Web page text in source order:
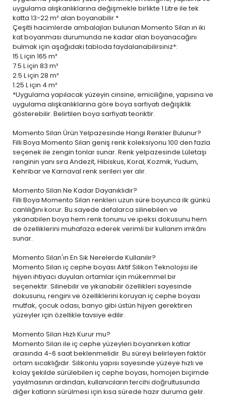
uygulama alışkanlıklarına değişmekle birlikte 1 Litre ile tek
katta 13-22 m² alan boyanabilir.*
Çeşitli hacimlerde ambalajları bulunan Momento Silan ın iki
kat boyanması durumunda ne kadar alan boyanacağını
bulmak için aşağıdaki tabloda faydalanabilirsiniz*:
15 Liçin 165 m²
7.5 Liçin 83 m²
2.5 Liçin 28 m²
1.25 Liçin 4 m²
*Uygulama yapılacak yüzeyin cinsine, emiciliğine, yapısına ve
uygulama alışkanlıklarına göre boya sarfiyatı değişiklik
gösterebilir. Belirtilen boya sarfiyatı teoriktir.
Momento Silan Ürün Yelpazesinde Hangi Renkler Bulunur?
Filli Boya Momento Silan geniş renk koleksiyonu 100 den fazla
seçenek ile zengin tonlar sunar. Renk yelpazesinde Lületaşı
renginin yanı sıra Andezit, Hibiskus, Koral, Kozmik, Yudum,
Kehribar ve Karnaval renk serileri yer alır.
Momento Silan Ne Kadar Dayanıklıdır?
Filli Boya Momento Silan renkleri uzun süre boyunca ilk günkü
canlılığını korur. Bu sayede defalarca silinebilen ve
yıkanabilen boya hem renk tonunu ve ipeksi dokusunu hem
de özelliklerini muhafaza ederek verimli bir kullanım imkânı
sunar.
Momento Silan'ın En Sık Nerelerde Kullanılır?
Momento Silan iç cephe boyası Aktif Silikon Teknolojisi ile
hijyen ihtiyacı duyulan ortamlar için mükemmel bir
seçenektir. Silinebilir ve yıkanabilir özellikleri sayesinde
dokusunu, rengini ve özelliklerini koruyan iç cephe boyası
mutfak, çocuk odası, banyo gibi üstün hijyen gerektiren
yüzeyler için özellikle tavsiye edilir.
Momento Silan Hızlı Kurur mu?
Momento Silan ile iç cephe yüzeyleri boyanırken katlar
arasında 4-6 saat beklenmelidir. Bu süreyi belirleyen faktör
ortam sıcaklığıdır. Silikonlu yapısı sayesinde yüzeye hızlı ve
kolay şekilde sürülebilen iç cephe boyası, homojen biçimde
yayılmasının ardından, kullanıcıların tercihi doğrultusunda
diğer katların sürülmesi için kısa sürede hazır duruma gelir.